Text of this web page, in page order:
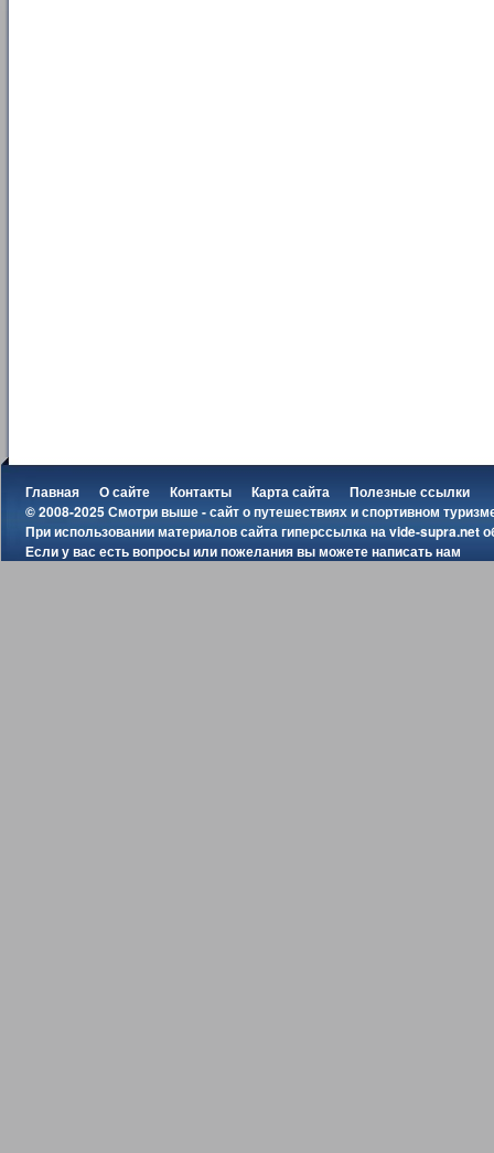
Главная О сайте Контакты Карта сайта
Полезные ссылки
© 2008-2025 Смотри выше - сайт о путешествиях и спортивном
При использовании материалов сайта гиперссылка наvide-supra.net
Если у вас есть вопросы или пожелания вы можетенаписать нам